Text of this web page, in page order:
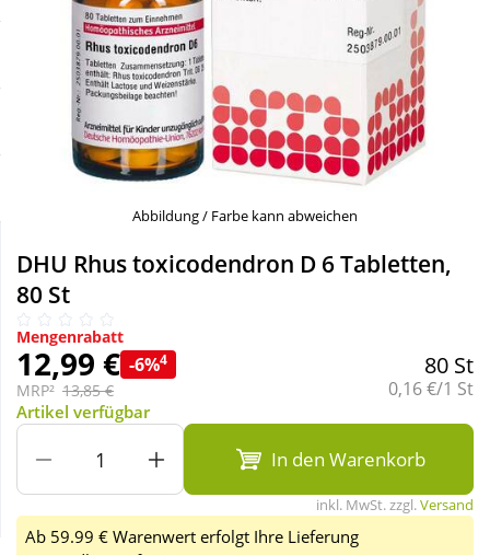
Schnäppchen
Sparsets
Täglich gut versorgt
Liebe & Erotik
Mutter & Kind
Nahrungsergänzung
Natur & Homöopathie
Sanitätshaus
Sport & Fitness
Tierbedarf
Wellness
Abbildung / Farbe kann abweichen
DHU Rhus toxicodendron D 6 Tabletten,
80 St
Mengenrabatt
12,99 € -6%4
MRP² 13,85 €
80 St
Grundpreis:
0,16 €/1 St
Artikel verfügbar
In den Warenkorb
inkl. MwSt. zzgl.Versand
Ab 59.99 € Warenwert erfolgt Ihre Lieferung